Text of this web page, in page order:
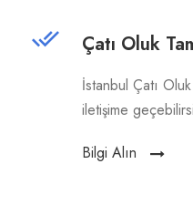
Çatı Oluk
İstanbul Çatı
iletişime
Bilgi Alın